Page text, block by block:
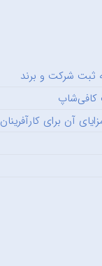
ثبت شرکت و برند
کافی‌شاپ
آن برای کارآفرینان